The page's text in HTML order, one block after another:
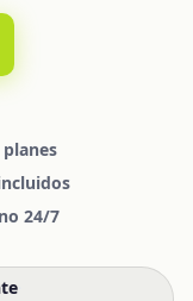
24/7
·